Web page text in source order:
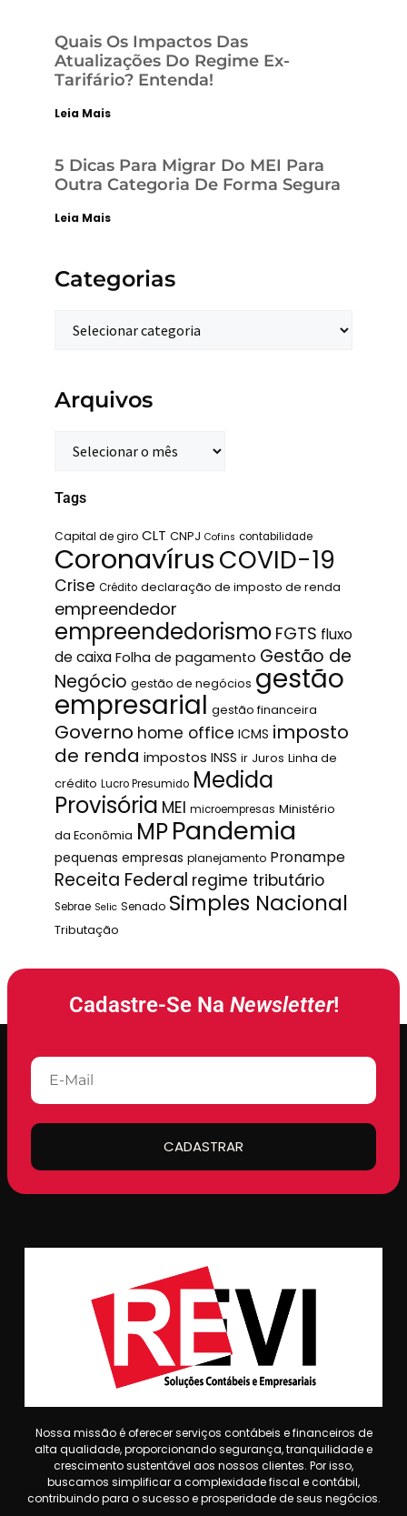
Quais Os Impactos Das
Atualizações Do Regime Ex-
Tarifário? Entenda!
Leia Mais
5 Dicas Para Migrar Do MEI Para
Outra Categoria De Forma Segura
Leia Mais
Categorias
Arquivos
Tags
Capital de giro CLT CNPJ Cofins contabilidade
CoronavírusCOVID-19
Crise Crédito declaração de imposto de renda
empreendedor
empreendedorismo FGTS fluxo
de caixa Folha de pagamento Gestão de
Negócio gestão de negócios gestão
empresarial gestão financeira
Governo home office ICMS imposto
de renda impostos INSS ir Juros Linha de
crédito Lucro Presumido Medida
Provisória MEI microempresas Ministério
da Econômia MPPandemia
pequenas empresas planejamento Pronampe
Receita Federal regime tributário
Sebrae Selic Senado Simples Nacional
Tributação
Cadastre-Se Na Newsletter!
CADASTRAR
Nossa missão é oferecer serviços contábeis e financeiros de
alta qualidade, proporcionando segurança, tranquilidade e
crescimento sustentável aos nossos clientes. Por isso,
buscamos simplificar a complexidade fiscal e contábil,
contribuindo para o sucesso e prosperidade de seus negócios.